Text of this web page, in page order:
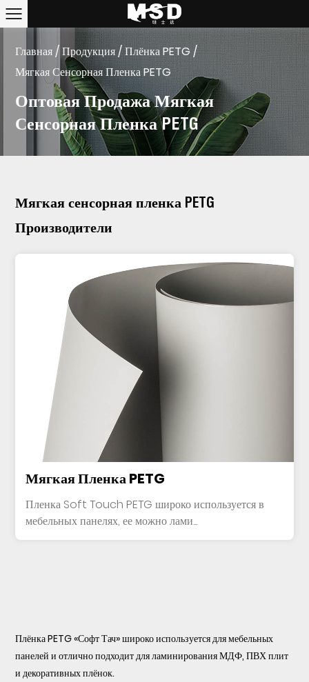
Главная/Продукция/Плёнка PETG /
Мягкая Сенсорная Пленка PETG
Оптовая Продажа Мягкая
Сенсорная Пленка PETG
Мягкая сенсорная пленка PETG
Производители
Мягкая Пленка PETG
Пленка Soft Touch PETG широко используется в
мебельных панелях, ее можно лами...
Плёнка PETG «Софт Тач» широко используется для мебельных
панелей и отлично подходит для ламинирования МДФ, ПВХ плит
и декоративных плёнок.